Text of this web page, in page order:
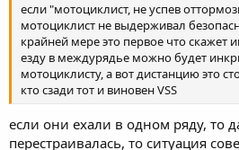
если "мотоциклист, не успев
мотоциклист не выдерживал
крайней мере это первое что скажет
езду в междурядье можно будет
мотоциклисту, а вот дистанцию это
кто сзади тот и виновен VSS
если они ехали в одном ряду, то
перестраивалась, то ситуация